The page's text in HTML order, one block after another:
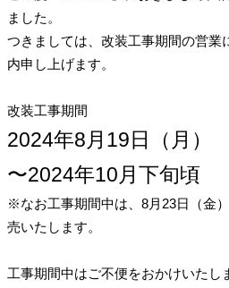
ました。
つきましては、改装工事期間の営業
内申し上げます。
改装工事期間
2024年8月19日（月）
〜2024年10月下旬頃
※なお工事期間中は、8月23日（金
売いたします。
工事期間中はご不便をおかけいたし